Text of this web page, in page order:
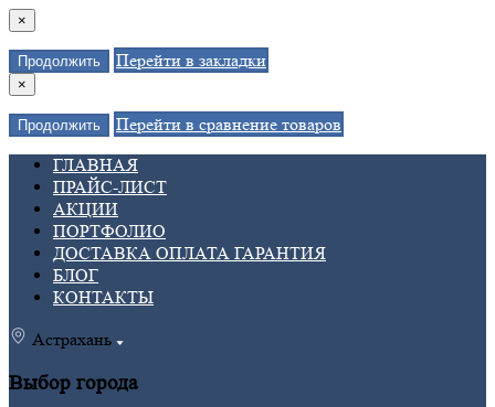
×
Продолжить Перейти в закладки
×
Продолжить
Перейти в сравнение товаров
ГЛАВНАЯ
ПРАЙС-ЛИСТ
АКЦИИ
ПОРТФОЛИО
ДОСТАВКА ОПЛАТА ГАРАНТИЯ
БЛОГ
КОНТАКТЫ
Астрахань
Выбор города